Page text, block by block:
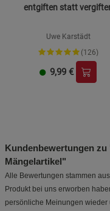
entgiften statt
Uwe Karstädt
(126)
9,99 €
Kundenbewertungen
Mängelartikel"
Alle Bewertungen stammen
Produkt bei uns erworben
persönliche Meinungen wieder